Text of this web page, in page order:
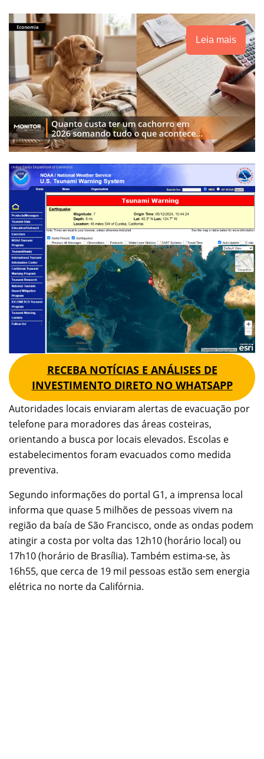
Leia mais
RECEBA NOTÍCIAS E ANÁLISES DE
INVESTIMENTO DIRETO NO WHATSAPP
Autoridades locais enviaram alertas de evacuação por
telefone para moradores das áreas costeiras,
orientando a busca por locais elevados. Escolas e
estabelecimentos foram evacuados como medida
preventiva.
Segundo informações do portal G1, a imprensa local
informa que quase 5 milhões de pessoas vivem na
região da baía de São Francisco, onde as ondas podem
atingir a costa por volta das 12h10 (horário local) ou
17h10 (horário de Brasília). Também estima-se, às
16h55, que cerca de 19 mil pessoas estão sem energia
elétrica no norte da Califórnia.